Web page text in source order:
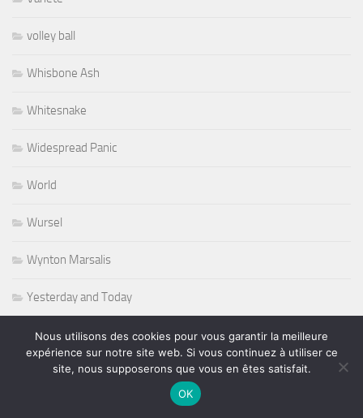
volley ball
Whisbone Ash
Whitesnake
Widespread Panic
World
Wursel
Wynton Marsalis
Yesterday and Today
Nous utilisons des cookies pour vous garantir la meilleure
expérience sur notre site web. Si vous continuez à utiliser ce
site, nous supposerons que vous en êtes satisfait.
OK